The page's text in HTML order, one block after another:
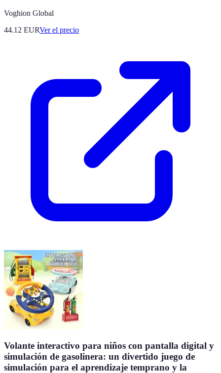
Voghion Global
44.12 EURVer el precio
Volante interactivo para niños con pantalla digital y
simulación de gasolinera: un divertido juego de
simulación para el aprendizaje temprano y la